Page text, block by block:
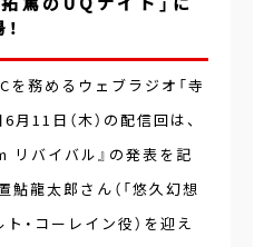
を務めるウェブラジオ「寺
11日（木）の配信回は、
リバイバル』の発表を記
鮎龍太郎さん（「悠久幻想
・コーレイン役）を迎え